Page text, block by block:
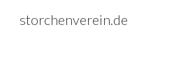
storchenverein.de